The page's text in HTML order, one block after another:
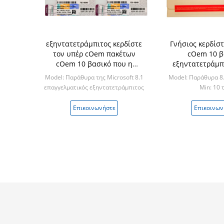
εξηντατετράμπιτος κερδίστε
τον υπέρ cOem πακέτων
cOem 10 βασικό που η
αγγλική εκδοχή ενεργοποιεί
συνολικά την εγγύηση
Model: Παράθυρα της Microsoft 8.1
επαγγελματικός εξηντατετράμπιτος
Επικοινωνήστε
Γνήσιος
cOem 10
εξουσιοδότηση
ζωής
Model: Παράθυρα
Min: 10